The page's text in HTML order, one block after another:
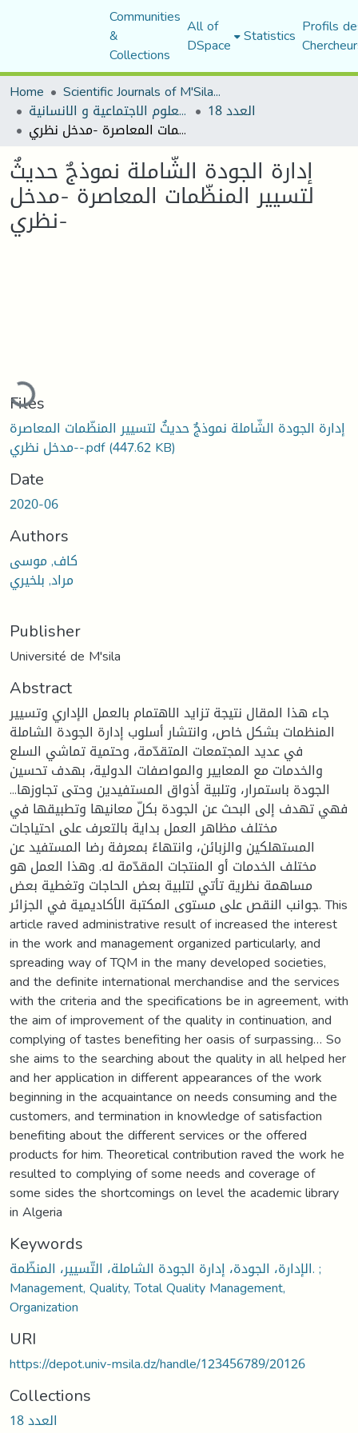
Communities
&
Collections
All of
DSpace Statistics Profils
Home
Scientific Journals of M'Sila University
مجلة العلوم الاجتماعية و الانسانية العدد 18
إدارة الجودة الشّاملة نموذجٌ حديثٌ لتسيير المنظّمات المعاصرة -مدخل نظري-
إدارة الجودة الشّاملة نموذجٌ حديثٌ
لتسيير المنظّمات المعاصرة -مدخل
نظري-
Loading...
Files
إدارة الجودة الشّاملة نموذجٌ حديثٌ لتسيير المنظّمات المعاصرة
-مدخل نظري-.pdf(447.62 KB)
Date
2020-06
Authors
كاف, موسى
مراد, بلخيري
Publisher
Université de M'sila
Abstract
جاء هذا المقال نتيجة تزايد الاهتمام بالعمل الإداري وتسيير
المنظمات بشكل خاص، وانتشار أسلوب إدارة الجودة الشاملة
في عديد المجتمعات المتقدّمة، وحتمية تماشي السلع
والخدمات مع المعايير والمواصفات الدولية، بهدف تحسين
الجودة باستمرار، وتلبية أذواق المستفيدين وحتى تجاوزها...
فهي تهدف إلى البحث عن الجودة بكلّ معانيها وتطبيقها في
مختلف مظاهر العمل بداية بالتعرف على احتياجات
المستهلكين والزبائن، وانتهاءً بمعرفة رضا المستفيد عن
مختلف الخدمات أو المنتجات المقدّمة له. وهذا العمل هو
مساهمة نظرية تأتي لتلبية بعض الحاجات وتغطية بعض
جوانب النقص على مستوى المكتبة الأكاديمية في الجزائر. This
article raved administrative result of increased the interest
in the work and management organized particularly, and
spreading way of TQM in the many developed societies,
and the definite international merchandise and the services
with the criteria and the specifications be in agreement, with
the aim of improvement of the quality in continuation, and
complying of tastes benefiting her oasis of surpassing… So
she aims to the searching about the quality in all helped her
and her application in different appearances of the work
beginning in the acquaintance on needs consuming and the
customers, and termination in knowledge of satisfaction
benefiting about the different services or the offered
products for him. Theoretical contribution raved the work he
resulted to complying of some needs and coverage of
some sides the shortcomings on level the academic library
in Algeria
Keywords
الإدارة، الجودة، إدارة الجودة الشاملة، التّسيير، المنظّمة. ;
Management, Quality, Total Quality Management,
Organization
URI
https://depot.univ-msila.dz/handle/123456789/20126
Collections
العدد 18